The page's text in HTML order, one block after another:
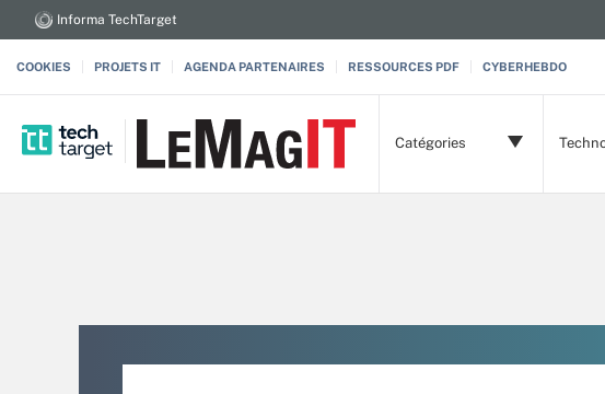
Informa TechTarget
COOKIES PROJETS IT AGENDA PARTENAIRES RESSOURCES PDF CYBERHEBDO
Catégories